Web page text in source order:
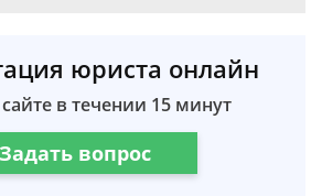
юриста онлайн
в течении 15 минут
Задать вопрос